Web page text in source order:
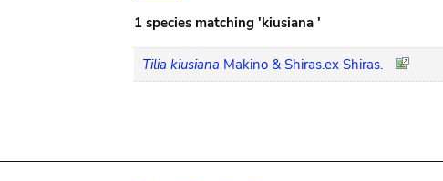
1 species matching 'kiusiana '
Tilia kiusiana Makino & Shiras.ex Shiras.